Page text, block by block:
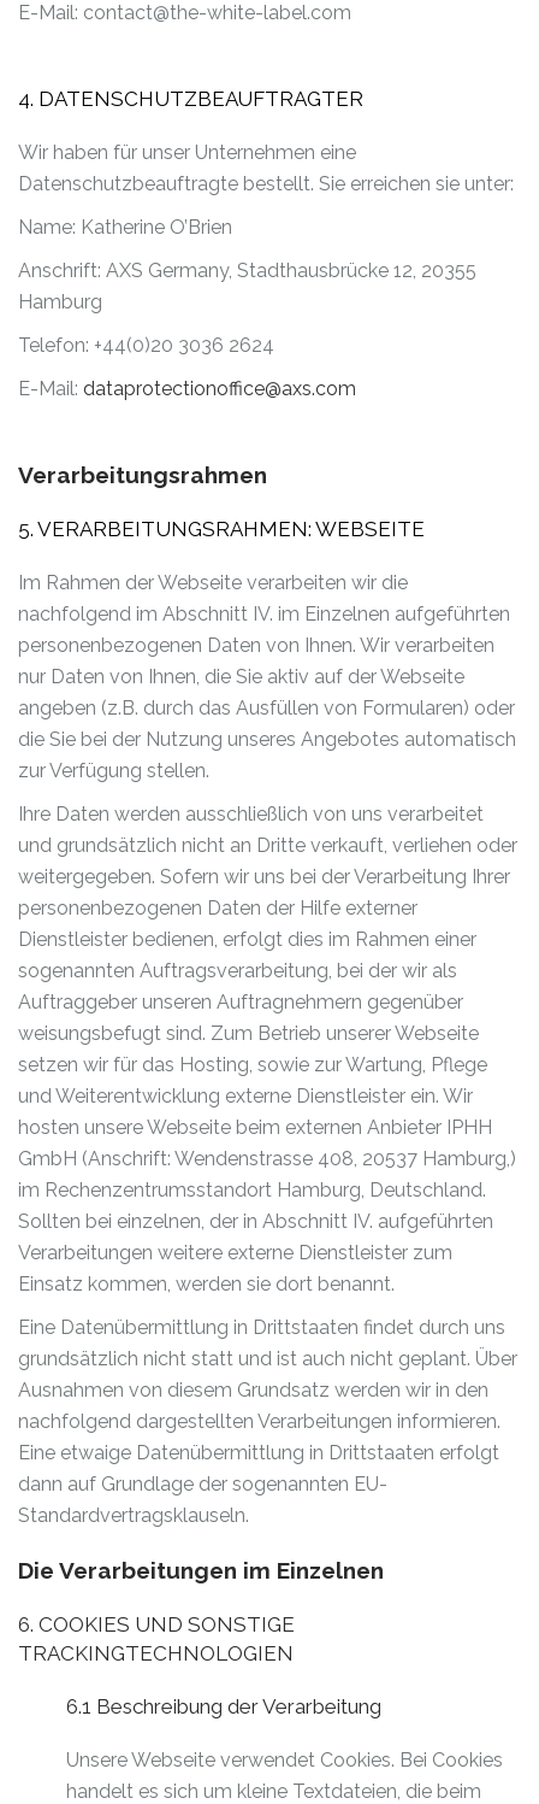
E-Mail: contact@the-white-label.com
4. DATENSCHUTZBEAUFTRAGTER
Wir haben für unser Unternehmen eine
Datenschutzbeauftragte bestellt. Sie erreichen sie unter:
Name: Katherine O’Brien
Anschrift: AXS Germany, Stadthausbrücke 12, 20355
Hamburg
Telefon: +44(0)20 3036 2624
E-Mail: dataprotectionoffice@axs.com
Verarbeitungsrahmen
5. VERARBEITUNGSRAHMEN: WEBSEITE
Im Rahmen der Webseite verarbeiten wir die
nachfolgend im Abschnitt IV. im Einzelnen aufgeführten
personenbezogenen Daten von Ihnen. Wir verarbeiten
nur Daten von Ihnen, die Sie aktiv auf der Webseite
angeben (z.B. durch das Ausfüllen von Formularen) oder
die Sie bei der Nutzung unseres Angebotes automatisch
zur Verfügung stellen.
Ihre Daten werden ausschließlich von uns verarbeitet
und grundsätzlich nicht an Dritte verkauft, verliehen oder
weitergegeben. Sofern wir uns bei der Verarbeitung Ihrer
personenbezogenen Daten der Hilfe externer
Dienstleister bedienen, erfolgt dies im Rahmen einer
sogenannten Auftragsverarbeitung, bei der wir als
Auftraggeber unseren Auftragnehmern gegenüber
weisungsbefugt sind. Zum Betrieb unserer Webseite
setzen wir für das Hosting, sowie zur Wartung, Pflege
und Weiterentwicklung externe Dienstleister ein. Wir
hosten unsere Webseite beim externen Anbieter IPHH
GmbH (Anschrift: Wendenstrasse 408, 20537 Hamburg,)
im Rechenzentrumsstandort Hamburg, Deutschland.
Sollten bei einzelnen, der in Abschnitt IV. aufgeführten
Verarbeitungen weitere externe Dienstleister zum
Einsatz kommen, werden sie dort benannt.
Eine Datenübermittlung in Drittstaaten findet durch uns
grundsätzlich nicht statt und ist auch nicht geplant. Über
Ausnahmen von diesem Grundsatz werden wir in den
nachfolgend dargestellten Verarbeitungen informieren.
Eine etwaige Datenübermittlung in Drittstaaten erfolgt
dann auf Grundlage der sogenannten EU-
Standardvertragsklauseln.
Die Verarbeitungen im Einzelnen
6. COOKIES UND SONSTIGE
TRACKINGTECHNOLOGIEN
6.1 Beschreibung der Verarbeitung
Unsere Webseite verwendet Cookies. Bei Cookies
handelt es sich um kleine Textdateien, die beim